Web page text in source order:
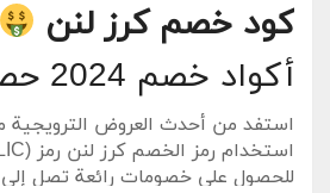
كود خصم كرز لنن
أكواد خصم 2024 حصرية
استفد من أحدث العروض الترويجية
استخدام رمز الخصم كرز لنن